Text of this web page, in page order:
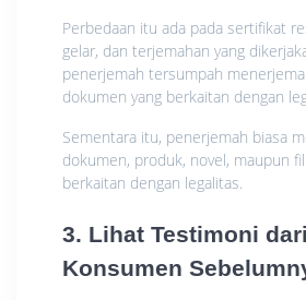
Perbedaan itu ada pada sertifikat
gelar, dan terjemahan yang
penerjemah tersumpah
dokumen yang berkaitan dengan
Sementara itu, penerjemah biasa
dokumen, produk, novel, maupun
berkaitan dengan legalitas.
3. Lihat Testimoni dari
Konsumen